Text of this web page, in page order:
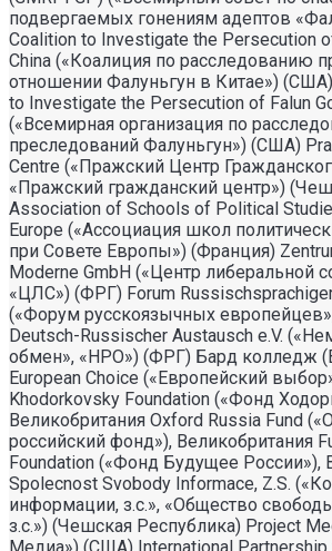
подвергаемых гонениям адептов
Coalition to Investigate the Persecution
China («Коалиция по расследованию
отношении Фалуньгун в Китае»)
to Investigate the Persecution of Falun
(«Всемирная организация по
преследований Фалуньгун») (США)
Centre («Пражский Центр
«Пражский гражданский центр»)
Association of Schools of Political
Europe («Ассоциация школ
при Совете Европы») (Франция)
Moderne GmbH («Центр либеральной
«ЦЛС») (ФРГ) Forum Russischsprachiger
(«Форум русскоязычных
Deutsch-Russischer Austausch e.V.
обмен», «НРО») (ФРГ) Бард колледж
European Choice («Европейский
Khodorkovsky Foundation («Фонд
Великобритания Oxford Russia Fund
российский фонд»), Великобритания
Foundation («Фонд Будущее России»),
Spolecnost Svobody Informace, Z.S.
информации, з.с.», «Общество
з.с.») (Чешская Республика) Project